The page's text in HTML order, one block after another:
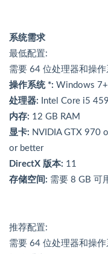
系统需求
最低配置:
需要 64 位处理器和操作
操作系统 *: Windows 7+
处理器: Intel Core i5
内存: 12 GB RAM
显卡: NVIDIA GTX 970
or better
DirectX 版本: 11
存储空间: 需要 8 GB 可
推荐配置:
需要 64 位处理器和操作